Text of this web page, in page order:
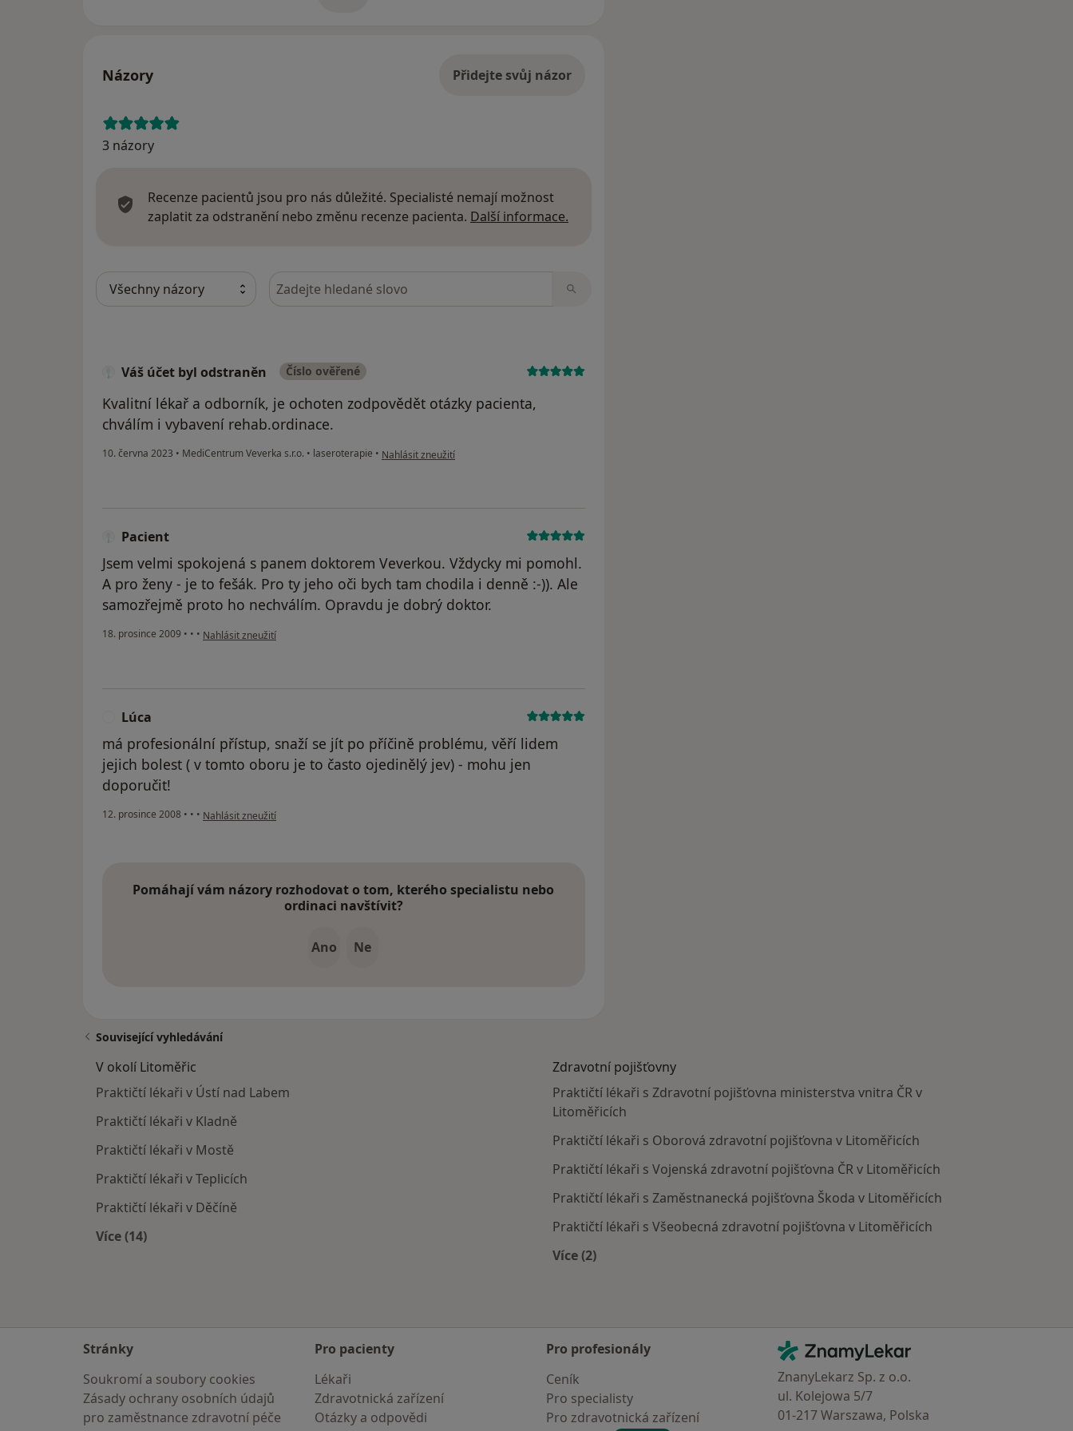
Názory Přidejte svůj názor
3 názory
Recenze pacientů jsou pro nás důležité. Specialisté nemají možnost
zaplatit za odstranění nebo změnu recenze pacienta. Další informace.
Hledejte v názorech
Váš účet byl odstraněn Číslo ověřené
Kvalitní lékař a odborník, je ochoten zodpovědět otázky pacienta,
chválím i vybavení rehab.ordinace.
10. června 2023 • MediCentrum Veverka s.r.o. • laseroterapie • podle názoru uživatele Váš účet byl odstraněn
Nahlásit zneužití
Pacient
Jsem velmi spokojená s panem doktorem Veverkou. Vždycky mi pomohl.
A pro ženy - je to fešák. Pro ty jeho oči bych tam chodila i denně :-)). Ale
samozřejmě proto ho nechválím. Opravdu je dobrý doktor.
18. prosince 2009 • • • podle názoru uživatele Pacient
Nahlásit zneužití
Lúca
má profesionální přístup, snaží se jít po příčině problému, věří lidem
jejich bolest ( v tomto oboru je to často ojedinělý jev) - mohu jen
doporučit!
12. prosince 2008 • • • podle názoru uživatele Lúca
Nahlásit zneužití
Pomáhají vám názory rozhodovat o tom, kterého specialistu nebo
ordinaci navštívit?
Ano Ne
Související vyhledávání
V okolí Litoměřic
Praktičtí lékaři v Ústí nad Labem
Praktičtí lékaři v Kladně
Praktičtí lékaři v Mostě
Praktičtí lékaři v Teplicích
Praktičtí lékaři v Děčíně
Více (14)
Zdravotní pojišťovny
Praktičtí lékaři s Zdravotní pojišťovna ministerstva vnitra ČR v
Litoměřicích
Praktičtí lékaři s Oborová zdravotní pojišťovna v Litoměřicích
Praktičtí lékaři s Vojenská zdravotní pojišťovna ČR v Litoměřicích
Praktičtí lékaři s Zaměstnanecká pojišťovna Škoda v Litoměřicích
Praktičtí lékaři s Všeobecná zdravotní pojišťovna v Litoměřicích
Více (2)
Stránky
Soukromí a soubory cookies
Zásady ochrany osobních údajů
pro zaměstnance zdravotní péče
Pro pacienty
Lékaři
Zdravotnická zařízení
Otázky a odpovědi
Pro profesionály
Ceník
Pro specialisty
Pro zdravotnická zařízení
Kontakt
ZnamyLekar - Hlavní stránka
ZnanyLekarz Sp. z o.o.
ul. Kolejowa 5/7
01-217 Warszawa, Polska